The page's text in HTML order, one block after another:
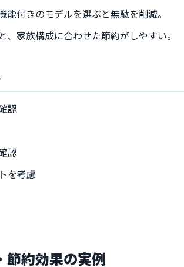
能付きのモデルを選ぶと無駄を削減。
、家族構成に合わせた節約がしやすい。
認
認
を考慮
節約効果の実例